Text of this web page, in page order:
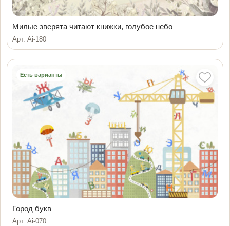
Милые зверята читают книжки, голубое небо
Арт. Ai-180
Есть варианты
Город букв
Арт. Ai-070